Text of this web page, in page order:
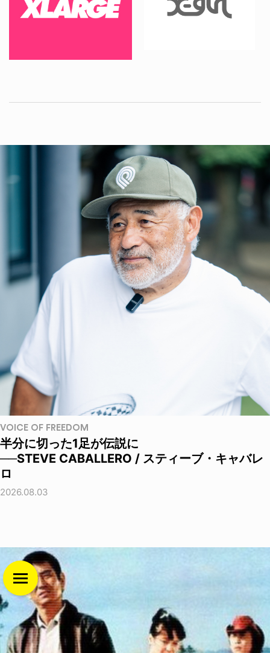
VOICE OF FREEDOM
半分に切った1足が伝説に
──STEVE CABALLERO / スティーブ・キャバレ
ロ
2026.08.03